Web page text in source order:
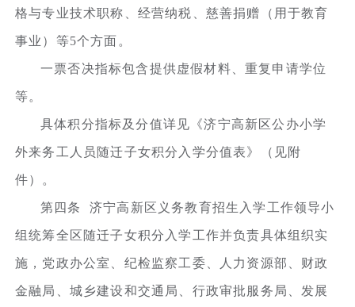
格与专业技术职称、经营纳税、慈善捐赠（用于教育
事业）等5个方面。
一票否决指标包含提供虚假材料、重复申请学位
等。
具体积分指标及分值详见《济宁高新区公办小学
外来务工人员随迁子女积分入学分值表》（见附
件）。
第四条 济宁高新区义务教育招生入学工作领导小
组统筹全区随迁子女积分入学工作并负责具体组织实
施，党政办公室、纪检监察工委、人力资源部、财政
金融局、城乡建设和交通局、行政审批服务局、发展